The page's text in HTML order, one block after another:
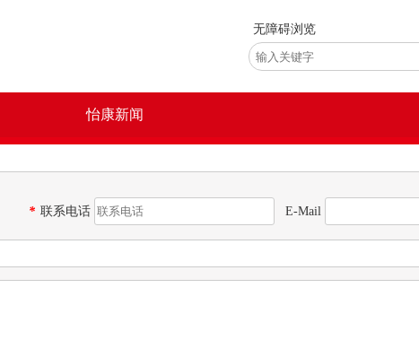
无障碍浏览
怡康新闻
* 联系电话 E-Mail